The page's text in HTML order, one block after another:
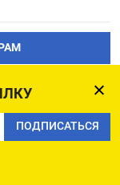
ПОДПИСАТЬСЯ